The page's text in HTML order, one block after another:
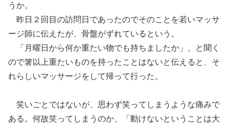
うか。
昨日２回目の訪問日であったのでそのことを若いマッサ
ージ師に伝えたが、骨盤がずれているという。
「 月曜日から何か重たい物でも持ちましたか 」
、と聞く
ので箸以上重たいものを持ったことはないと伝えると
そ
れらしいマッサージをして帰って行った。
笑いごとではないが、思わず笑ってしまうような痛みで
ある。何故笑ってしまうのか、「動けないということは大